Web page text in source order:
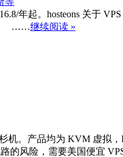
年起。hosteons 关于
。 ……继续阅读 »
。产品均为 KVM 虚拟
的风险，需要美国便宜